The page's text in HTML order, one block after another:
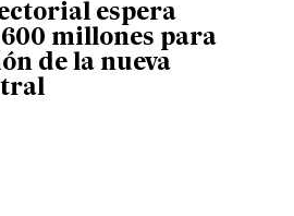
espera
millones para
de la nueva